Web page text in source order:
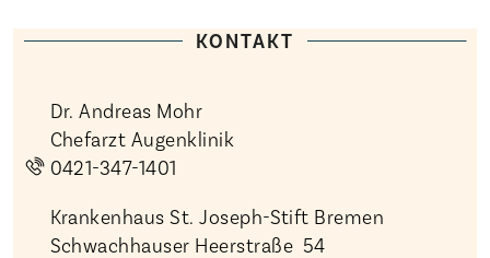
KONTAKT
Dr. Andreas Mohr
Chefarzt Augenklinik
0421-347-1401
Krankenhaus St. Joseph-Stift Bremen
Schwachhauser Heerstraße 54